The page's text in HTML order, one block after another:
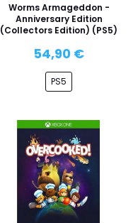
Worms Armageddon -
Anniversary Edition
(Collectors Edition) (PS5)
54,90 €
PS5